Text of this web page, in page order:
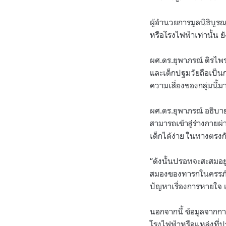
ผู้อำนวยการมูลนิธิบูรณ
หรือโรงไฟฟ้าเท่านั้น
ผศ.ดร.ยุพาภรณ์ ติรไพ
และเด็กปฐมวัยถือเป็
ความเสี่ยงของกลุ่มนี้
ผศ.ดร.ยุพาภรณ์ อธิบ
สามารถเข้าสู่ร่างกาย
เด็กได้ง่าย ในทางตร
“ดังนั้นปรอทจะสะสม
สมองของทารกในคร
ปัญหาเรื่องการหายใ
นอกจากนี้ ข้อมูลจากก